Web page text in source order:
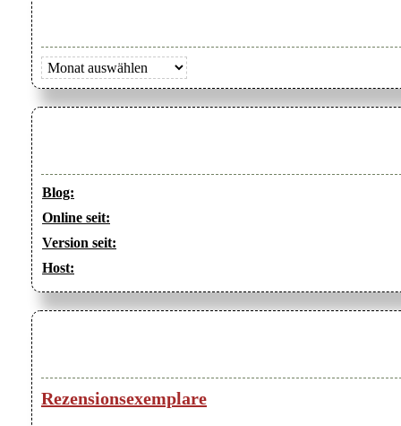
Archiv
Blog:
Online seit:
Version seit:
Host:
Rezensionsexemplare